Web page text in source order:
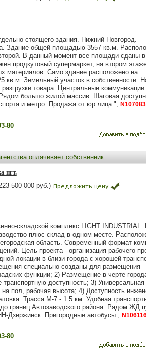
стоящего здания. Нижний Новгород.
Здание общей площадью 3557 кв.м.
В данный момент все площади сданы в
продкутовый супермаркет, на втором
материалов. Само здание расположено на
кв.м. Земельный участок в собственности.
товара. Центральные коммуникации.
большо жилой массив. Шаговая
и метро. Продажа от юр.лица.", N107083
80
оплачивает собственник
пгт.
500 000 руб.)
складской комплекс LIGHT INDUSTRIAL.
плюс склад в одном месте.
область. Современный формат
Цель проекта - организация рабочего
локации в близи города с хорошей
специально созданы для размещения
функции; 2) Размещение в черте
доступность; 3) Универсальная
на пол, рабочая высота; 4) Доступность
Трасса М-7 - 1.5 км. Удобная
границ Автозаводского района. Рядом ЖД
Дзержинск. Пригородные автобусы ,
80